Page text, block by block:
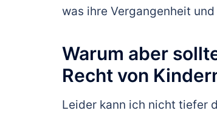
was ihre Vergangenheit
Warum aber
Recht von
Leider kann ich nicht tiefer